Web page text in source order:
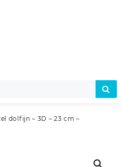
dolfijn – 3D – 23 cm –